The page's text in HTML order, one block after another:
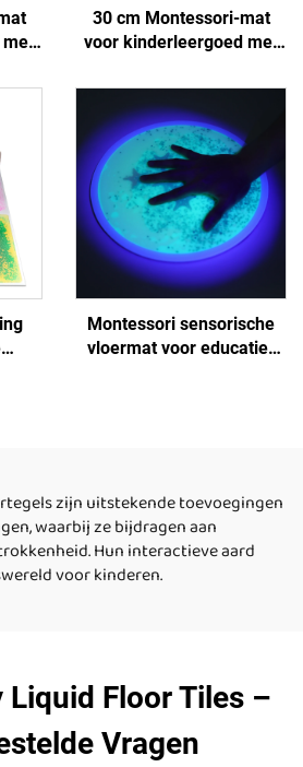
30 cm Montessori-mat
voor kinderleergoed met
reflecterende sensoren
vloertegels voor fiddget
speelgoed
Montessori sensorische
vloermat voor educatief
zijn uitstekende toevoegingen
waarbij ze bijdragen aan
Hun interactieve aard
voor kinderen.
Liquid Floor Tiles –
Vragen